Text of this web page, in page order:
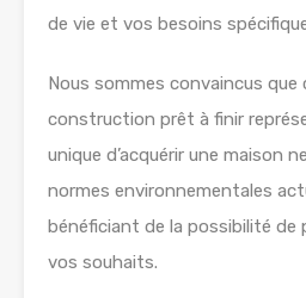
de vie et vos besoins
Nous sommes convaincus que
construction prêt à finir
unique d’acquérir une maison
normes environnementales
bénéficiant de la possibilité de
vos souhaits.